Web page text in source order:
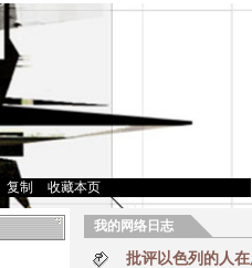
复制 收藏本页
我的网络日志
批评以色列的人